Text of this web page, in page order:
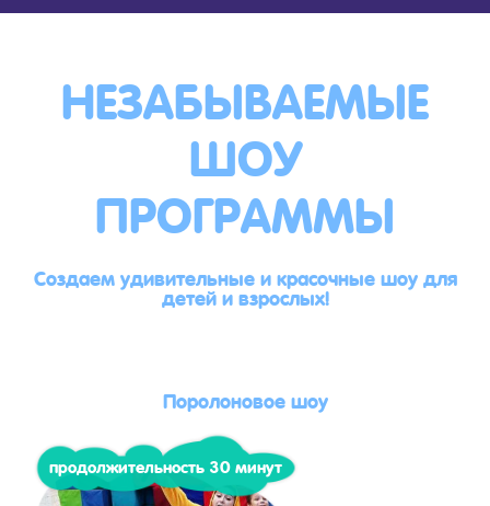
НЕЗАБЫВАЕМЫЕ
ШОУ
ПРОГРАММЫ
Создаем удивительные и красочные шоу для
детей и взрослых!
Поролоновое шоу
продолжительность 30 минут